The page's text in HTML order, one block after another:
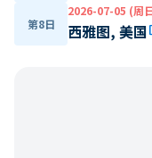
第8日
2026-07-05 (周
西雅图, 美国